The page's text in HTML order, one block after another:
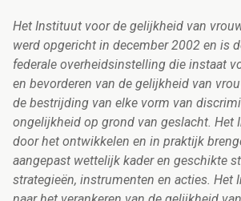
Het Instituut voor de gelijkheid van
werd opgericht in december 2002 en is
federale overheidsinstelling die instaat
en bevorderen van de gelijkheid van
de bestrijding van elke vorm van
ongelijkheid op grond van geslacht. Het
door het ontwikkelen en in praktijk
aangepast wettelijk kader en geschikte
strategieën, instrumenten en acties. Het